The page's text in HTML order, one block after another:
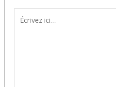
ici…